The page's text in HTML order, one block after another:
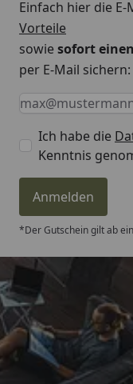
Einfach hier die
Vorteile
sowiesofort
per E-Mail sichern:
Keine Eingabe
Eingabe
E-Mail *
Ich habe die
Kenntnis
Anmelden
*Der Gutschein gilt ab